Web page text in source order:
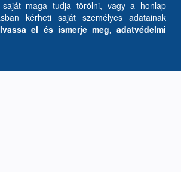
saját maga tudja törölni, vagy a honlap
kérheti saját személyes adatainak
el és ismerje meg, adatvédelmi